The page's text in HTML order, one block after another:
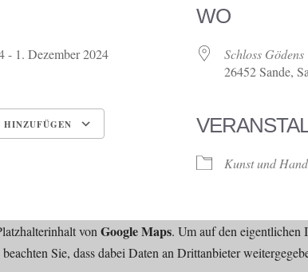
- 1. Dezember 2024
WO
Schloss Gödens
26452 Sande,
Kunst und
von Google Maps. Um auf den eigentlichen
Sie, dass dabei Daten an Drittanbieter